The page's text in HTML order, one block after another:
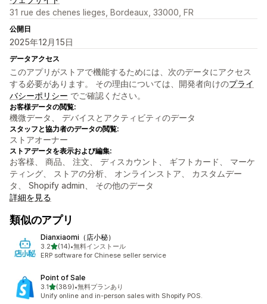
31 rue des chenes lieges, Bordeaux, 33000, FR
公開日
2025年12月15日
データアクセス
このアプリがストアで機能するためには、次のデータにアクセス
する必要があります。 その理由については、開発者向けのプライ
バシーポリシー でご確認ください。
お客様データの閲覧:
機微データ、 デバイスとアクティビティのデータ
スタッフと協力者のデータの閲覧:
ストアオーナー
ストアデータを表示および編集:
お客様、 商品、 注文、 ディスカウント、 ギフトカード、 マーケ
ティング、 ストアの分析、 オンラインストア、 カスタムデー
タ、 Shopify admin、 その他のデータ
詳細を見る
類似のアプリ
Dianxiaomi（店小秘）
3.25つ星中
(14)
合計レビュー数：14件
•無料インストール
ERP software for Chinese seller service
Point of Sale
3.15つ星中
(389)
合計レビュー数：389件
•無料プランあり
Unify online and in-person sales with Shopify POS.